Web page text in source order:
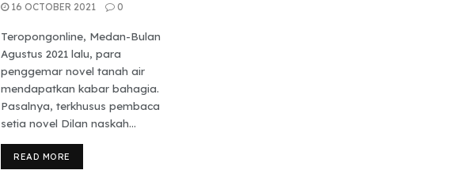
16 OCTOBER 2021
0
Teropongonline, Medan-Bulan
Agustus 2021 lalu, para
penggemar novel tanah air
mendapatkan kabar bahagia.
Pasalnya, terkhusus pembaca
setia novel Dilan naskah...
READ MORE